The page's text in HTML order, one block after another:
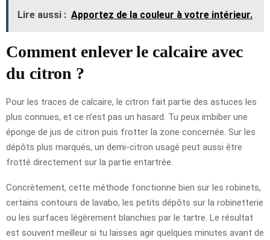
Lire aussi : Apportez de la couleur à votre intérieur.
Comment enlever le calcaire avec
du citron ?
Pour les traces de calcaire, le citron fait partie des astuces les
plus connues, et ce n’est pas un hasard. Tu peux imbiber une
éponge de jus de citron puis frotter la zone concernée. Sur les
dépôts plus marqués, un demi-citron usagé peut aussi être
frotté directement sur la partie entartrée.
Concrètement, cette méthode fonctionne bien sur les robinets,
certains contours de lavabo, les petits dépôts sur la robinetterie
ou les surfaces légèrement blanchies par le tartre. Le résultat
est souvent meilleur si tu laisses agir quelques minutes avant de